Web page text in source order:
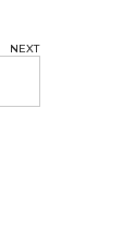
NEXT